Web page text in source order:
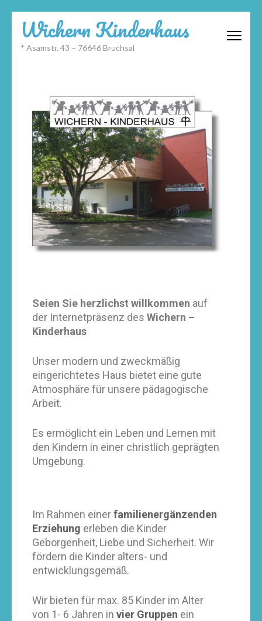
Wichern Kinderhaus
* Asamstr. 43 – 76646 Bruchsal
Seien Sie herzlichst willkommen auf
der Internetpräsenz des Wichern –
Kinderhaus
Unser modern und zweckmäßig
eingerichtetes Haus bietet eine gute
Atmosphäre für unsere pädagogische
Arbeit.
Es ermöglicht ein Leben und Lernen mit
den Kindern in einer christlich geprägten
Umgebung.
Im Rahmen einerfamilienergänzenden
Erziehung erleben die Kinder
Geborgenheit, Liebe und Sicherheit. Wir
fördern die Kinder alters- und
entwicklungsgemäß.
Wir bieten für max. 85 Kinder im Alter
von 1- 6 Jahren in vier Gruppen ein